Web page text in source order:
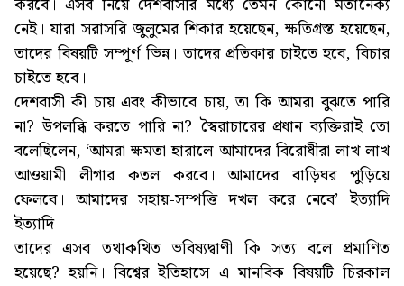
করবে। এসব নিয়ে দেশবাসীর মধ্যে তেমন কোনো মতানৈক্য
নেই। যারা সরাসরি জুলুমের শিকার হয়েছেন, ক্ষতিগ্রস্ত হয়েছেন,
তাদের বিষয়টি সম্পূর্ণ ভিন্ন। তাদের প্রতিকার চাইতে হবে, বিচার
চাইতে হবে।
দেশবাসী কী চায় এবং কীভাবে চায়, তা কি আমরা বুঝতে পারি
না? উপলব্ধি করতে পারি না? স্বৈরাচারের প্রধান ব্যক্তিরাই তো
বলেছিলেন, ‘আমরা ক্ষমতা হারালে আমাদের বিরোধীরা লাখ লাখ
আওয়ামী লীগার কতল করবে। আমাদের বাড়িঘর পুড়িয়ে
ফেলবে। আমাদের সহায়-সম্পত্তি দখল করে নেবে’ ইত্যাদি
ইত্যাদি।
তাদের এসব তথাকথিত ভবিষ্যদ্বাণী কি সত্য বলে প্রমাণিত
হয়েছে? হয়নি। বিশ্বের ইতিহাসে এ মানবিক বিষয়টি চিরকাল